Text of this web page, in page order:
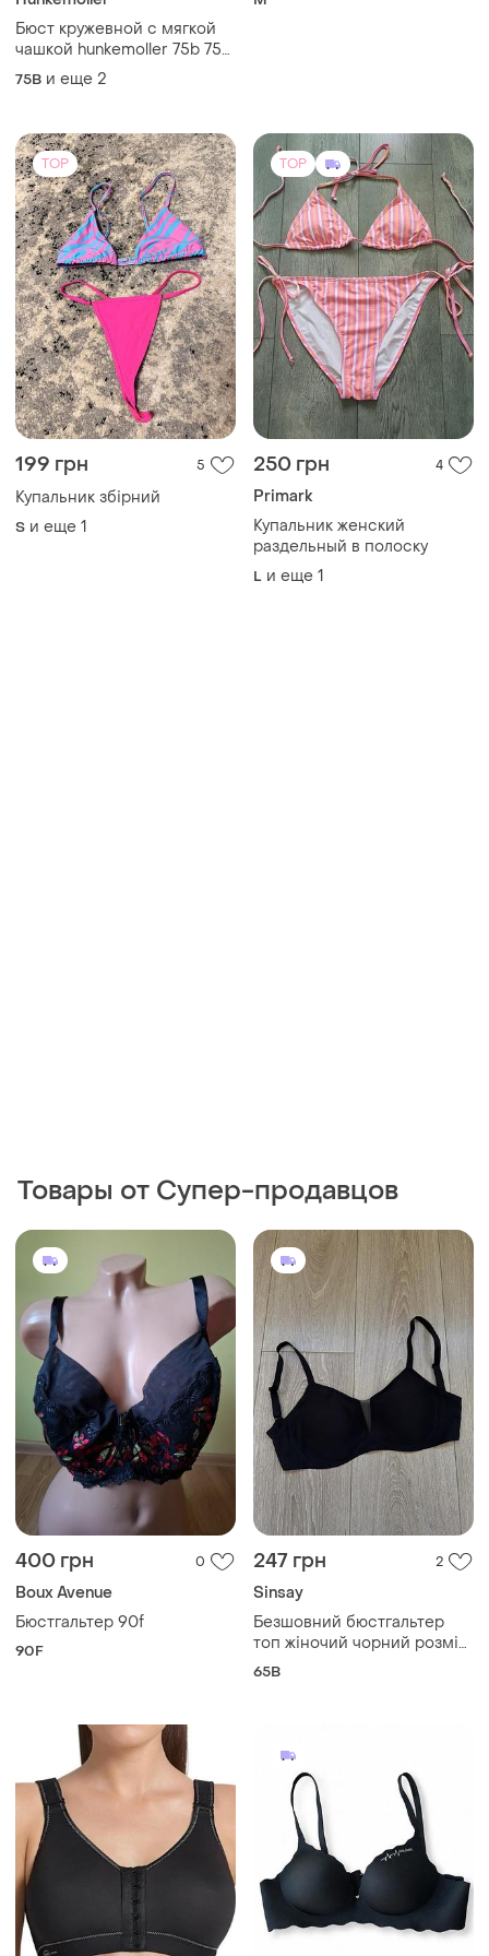
Бюст кружевной с мягкой
чашкой hunkemoller 75b 75d
80d
75B и еще 2
TOP
199 грн 5
Купальник збірний
S и еще 1
TOP
250 грн 4
Primark
Купальник женский
раздельный в полоску
L и еще 1
Товары от Супер-продавцов
400 грн 0
Boux Avenue
Бюстгальтер 90f
90F
247 грн 2
Sinsay
Безшовний бюстгальтер
топ жіночий чорний розмір
xs
65B